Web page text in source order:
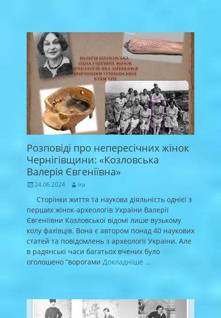
Розповіді про непересічних жінок
Чернігівщини: «Козловська
Валерія Євгеніївна»
Posted
24.06.2024 Author
Ira
Сторінки життя та наукова діяльність однієї з
перших жінок-археологів України Валерії
Євгеніївни Козловської відомі лише вузькому
колу фахівців. Вона є автором понад 40 наукових
статей та повідомлень з археології України. Але
в радянські часи багатьох вчених було
оголошено ”ворогами Докладніше …